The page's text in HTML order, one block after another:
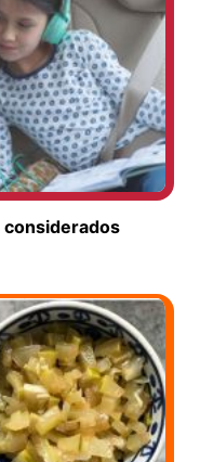
considerados